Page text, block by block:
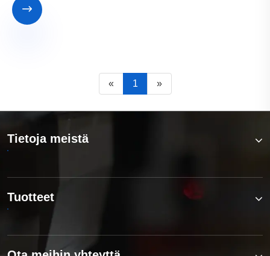

« 1 »
Tietoja meistä
Tuotteet